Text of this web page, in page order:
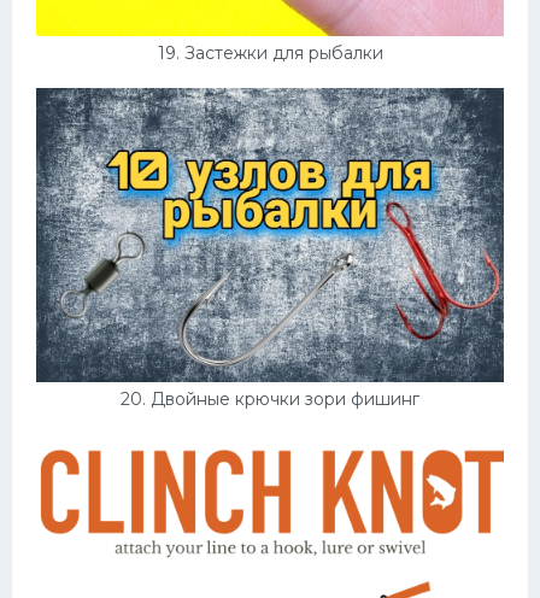
19. Застежки для рыбалки
20. Двойные крючки зори фишинг